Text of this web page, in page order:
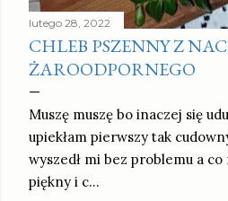
lutego 28, 2022
CHLEB PSZENNY Z
ŻAROODPORNEGO
Muszę muszę bo inaczej się
upiekłam pierwszy tak
wyszedł mi bez problemu a
piękny i c…